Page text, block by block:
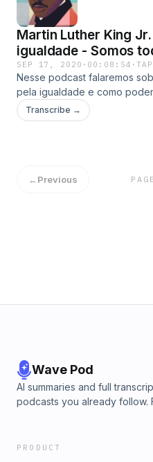
Martin Luther King
igualdade - Somos
SEP 17, 2020 · 00:08:54 ·
Nesse podcast falaremos
pela igualdade e como
menos desigual.
Transcribe →
←Previous
Wave Pod
AI summaries and full
podcasts you already follow.
PRODUCT